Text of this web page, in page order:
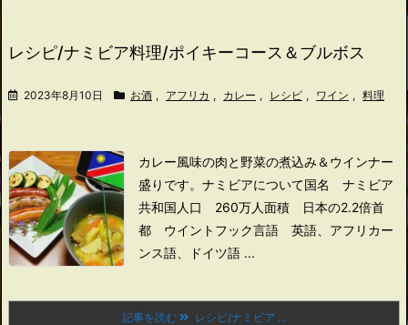
レシピ/ナミビア料理/ポイキーコース＆ブルボス
2023年8月10日 お酒 , アフリカ , カレー , レシピ , ワイン , 料理
カレー風味の肉と野菜の煮込み＆ウインナー
盛りです。 ナミビアについて国名 ナミビア
共和国 人口 260万人面積 日本の2.2倍首
都 ウイントフック言語 英語、アフリカー
ンス語、ドイツ語 ...
記事を読む レシピ/ナミビア ...